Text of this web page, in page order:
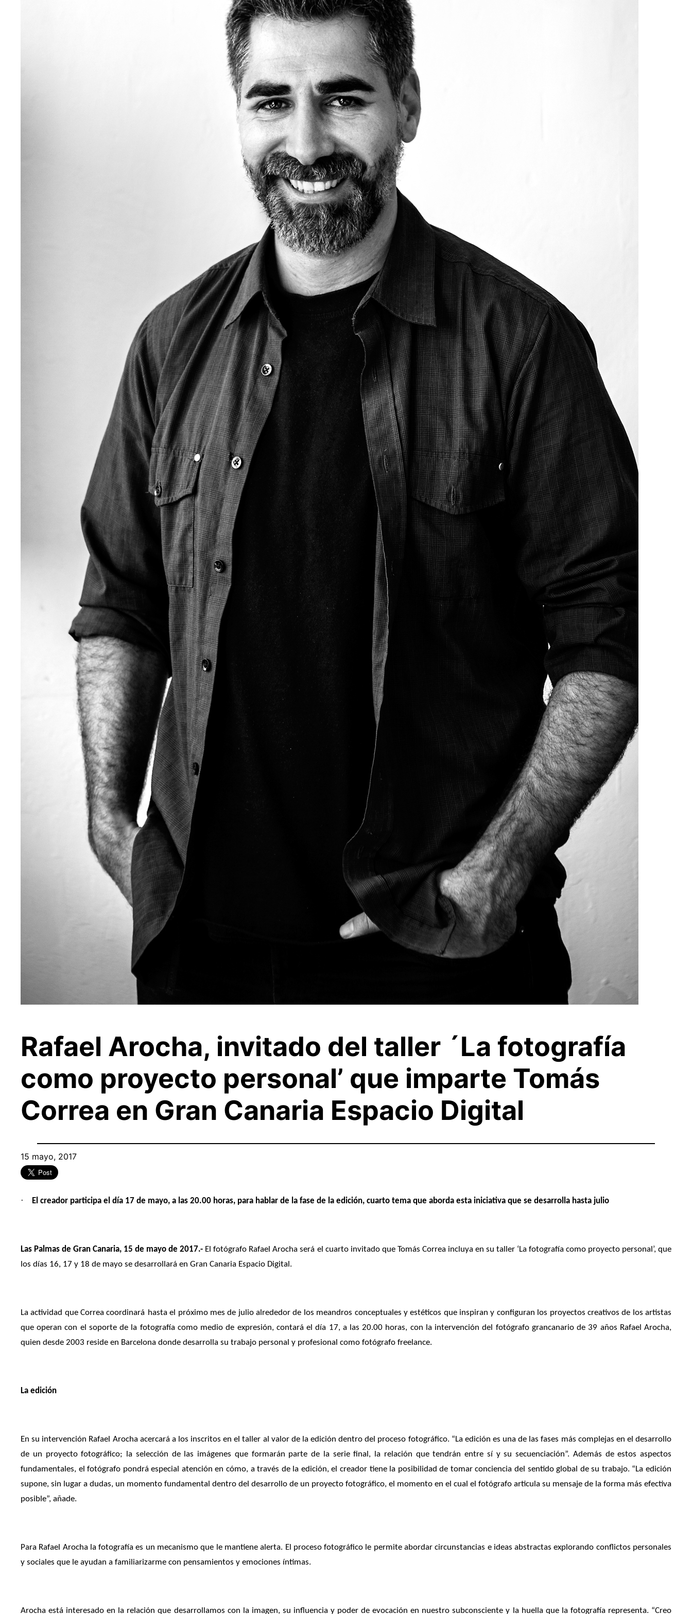
Rafael Arocha, invitado del taller ´La fotografía
como proyecto personal’ que imparte Tomás
Correa en Gran Canaria Espacio Digital
15 mayo, 2017
· El creador participa el día 17 de mayo, a las 20.00 horas, para hablar de la fase de la edición, cuarto tema que aborda esta iniciativa que se desarrolla hasta julio
Las Palmas de Gran Canaria, 15 de mayo de 2017.- El fotógrafo Rafael Arocha será el cuarto invitado que Tomás Correa incluya en su taller ‘La fotografía como proyecto personal’, que
los días 16, 17 y 18 de mayo se desarrollará en Gran Canaria Espacio Digital.
La actividad que Correa coordinará hasta el próximo mes de julio alrededor de los meandros conceptuales y estéticos que inspiran y configuran los proyectos creativos de los artistas
que operan con el soporte de la fotografía como medio de expresión, contará el día 17, a las 20.00 horas, con la intervención del fotógrafo grancanario de 39 años Rafael Arocha,
quien desde 2003 reside en Barcelona donde desarrolla su trabajo personal y profesional como fotógrafo freelance.
La edición
En su intervención Rafael Arocha acercará a los inscritos en el taller al valor de la edición dentro del proceso fotográfico. “La edición es una de las fases más complejas en el desarrollo
de un proyecto fotográfico; la selección de las imágenes que formarán parte de la serie final, la relación que tendrán entre sí y su secuenciación”. Además de estos aspectos
fundamentales, el fotógrafo pondrá especial atención en cómo, a través de la edición, el creador tiene la posibilidad de tomar conciencia del sentido global de su trabajo. “La edición
supone, sin lugar a dudas, un momento fundamental dentro del desarrollo de un proyecto fotográfico, el momento en el cual el fotógrafo articula su mensaje de la forma más efectiva
posible”, añade.
Para Rafael Arocha la fotografía es un mecanismo que le mantiene alerta. El proceso fotográfico le permite abordar circunstancias e ideas abstractas explorando conflictos personales
y sociales que le ayudan a familiarizarme con pensamientos y emociones íntimas.
Arocha está interesado en la relación que desarrollamos con la imagen, su influencia y poder de evocación en nuestro subconsciente y la huella que la fotografía representa. “Creo